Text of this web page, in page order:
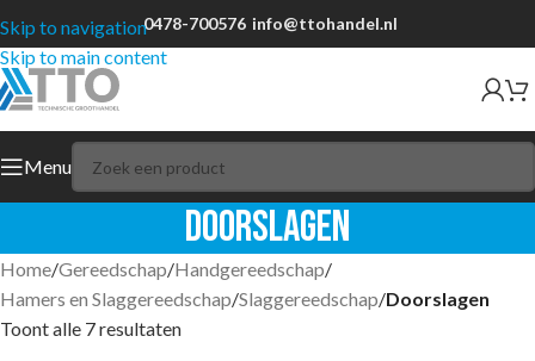
Skip to navigation
Skip to main content
0478-700576 info@ttohandel.nl
Menu
Doorslagen
Home/Gereedschap/Handgereedschap/
Hamers en Slaggereedschap/Slaggereedschap/Doorslagen
Toont alle 7 resultaten